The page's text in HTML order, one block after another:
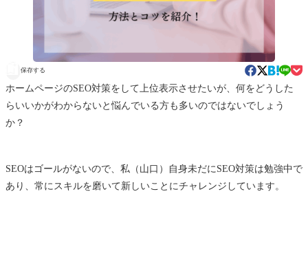
保存する
ホームページのSEO対策をして上位表示させたいが、何をどうした
らいいかがわからないと悩んでいる方も多いのではないでしょう
か？
SEOはゴールがないので、私（山口）自身未だにSEO対策は勉強中で
あり、常にスキルを磨いて新しいことにチャレンジしています。